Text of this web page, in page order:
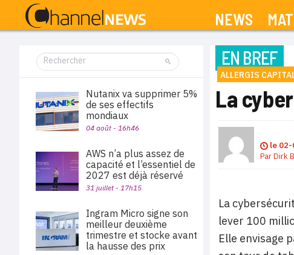
NEWS
EN BREF
ALLERGIS
La
le 02-
ParDirk
La
lever 100
Elle envisage
Nutanix va supprimer 5%
de ses effectifs
mondiaux
04 août - 16h46
AWS n’a plus assez de
capacité et l’essentiel de
2027 est déjà réservé
31 juillet - 17h15
Ingram Micro signe son
meilleur deuxième
trimestre et stocke avant
la hausse des prix